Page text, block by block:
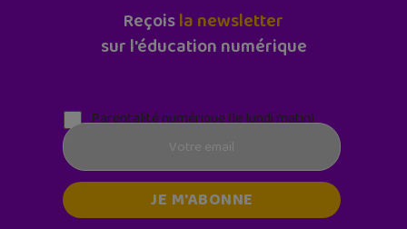
Reçoisla newsletter
sur l'éducation numérique
Parentalité numérique (le lundi matin)